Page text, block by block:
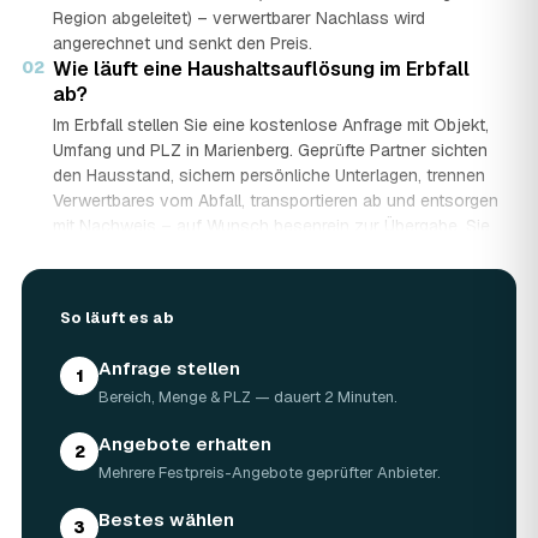
Region abgeleitet) – verwertbarer Nachlass wird
angerechnet und senkt den Preis.
02 Wie läuft eine Haushaltsauflösung im Erbfall
ab?
Im Erbfall stellen Sie eine kostenlose Anfrage mit Objekt,
Umfang und PLZ in Marienberg. Geprüfte Partner sichten
den Hausstand, sichern persönliche Unterlagen, trennen
Verwertbares vom Abfall, transportieren ab und entsorgen
mit Nachweis – auf Wunsch besenrein zur Übergabe. Sie
Ruhe, gerade wenn mehrere Erben beteiligt sind.
angerechnet?
Ja. Antiquitäten, Möbel, Schmuck und ganze Sammlungen
aus dem Nachlass werden fachkundig begutachtet und
auf den Preis angerechnet. Bei wertvollem Hausstand
kann die Haushaltsauflösung in Marienberg dadurch
nahezu kostenneutral werden – in Einzelfällen bis hin zu
Nullkosten.
Wie lange dauert eine Haushaltsauflösung in
So läuft es ab
1 Anfrage stellen
Bereich, Menge & PLZ — dauert 2 Minuten.
2 Angebote erhalten
Mehrere Festpreis-Angebote geprüfter Anbieter.
3 Bestes wählen